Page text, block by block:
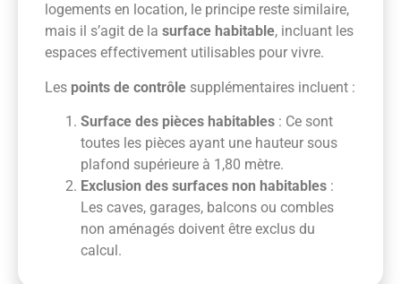
logements en location, le principe reste similaire,
mais il s’agit de la surface habitable, incluant les
espaces effectivement utilisables pour vivre.
Les points de contrôle supplémentaires incluent :
Surface des pièces habitables : Ce sont
toutes les pièces ayant une hauteur sous
plafond supérieure à 1,80 mètre.
Exclusion des surfaces non habitables :
Les caves, garages, balcons ou combles
non aménagés doivent être exclus du
calcul.